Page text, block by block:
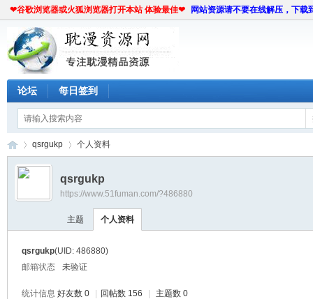
❤谷歌浏览器或火狐浏览器打开本站 体验最佳❤ 网站资源请不要在线解压，下载
论坛 每日签到
›
qsrgukp 个人资料
qsrgukp
https://www.51fuman.com/?486880
主题 个人资料
qsrgukp(UID: 486880)
邮箱状态
未验证
统计信息 好友数 0 回帖数 156 主题数 0